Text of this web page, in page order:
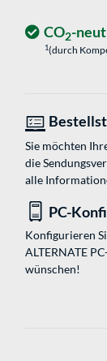
CO2-
1(durch
Sie möchten
die
alle
PC-
Konfigurieren
ALTERNATE
wünschen!